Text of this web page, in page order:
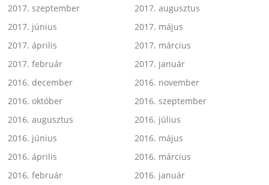
2017. szeptember
2017. augusztus
2017. június
2017. május
2017. április
2017. március
2017. február
2017. január
2016. december
2016. november
2016. október
2016. szeptember
2016. augusztus
2016. július
2016. június
2016. május
2016. április
2016. március
2016. február
2016. január